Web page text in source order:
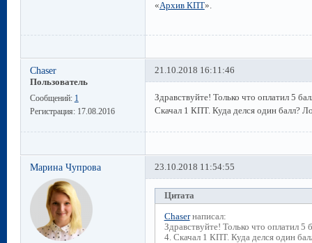
«Архив КПТ».
Chaser
Пользователь
Сообщений: 1
Регистрация: 17.08.2016
21.10.2018 16:11:46
Здравствуйте! Только что оплатил 5
Скачал 1 КПТ. Куда делся один балл?
Марина Чупрова 23.10.2018 11:54:55
Цитата
Chaserнаписал:
Здравствуйте! Только что оплатил 5
4. Скачал 1 КПТ. Куда делся один